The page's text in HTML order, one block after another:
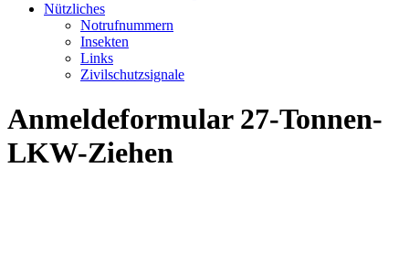
Nützliches
Notrufnummern
Insekten
Links
Zivilschutzsignale
Anmeldeformular 27-Tonnen-
LKW-Ziehen